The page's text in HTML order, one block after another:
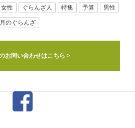
女性 ぐらんざ人 特集 予算 男性
のぐらんざ
お問い合わせはこちら >